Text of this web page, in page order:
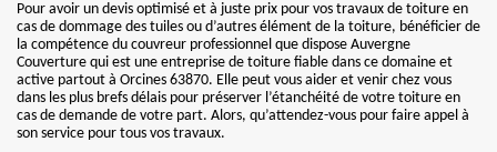
Pour avoir un devis optimisé et à juste prix pour vos travaux de toiture en
cas de dommage des tuiles ou d’autres élément de la toiture, bénéficier de
la compétence du couvreur professionnel que dispose Auvergne
Couverture qui est une entreprise de toiture fiable dans ce domaine et
active partout à Orcines 63870. Elle peut vous aider et venir chez vous
dans les plus brefs délais pour préserver l’étanchéité de votre toiture en
cas de demande de votre part. Alors, qu’attendez-vous pour faire appel à
son service pour tous vos travaux.